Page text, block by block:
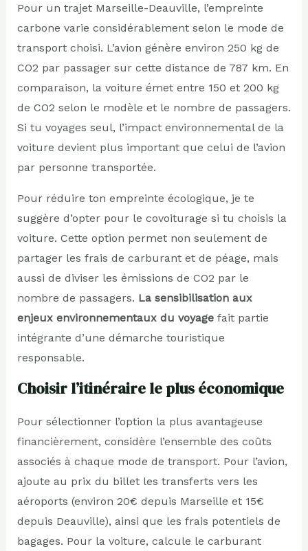
Pour un trajet Marseille-Deauville, l’empreinte
carbone varie considérablement selon le mode de
transport choisi. L’avion génère environ 250 kg de
CO2 par passager sur cette distance de 787 km. En
comparaison, la voiture émet entre 150 et 200 kg
de CO2 selon le modèle et le nombre de passagers.
Si tu voyages seul, l’impact environnemental de la
voiture devient plus important que celui de l’avion
par personne transportée.
Pour réduire ton empreinte écologique, je te
suggère d’opter pour le covoiturage si tu choisis la
voiture. Cette option permet non seulement de
partager les frais de carburant et de péage, mais
aussi de diviser les émissions de CO2 par le
nombre de passagers. La sensibilisation aux
enjeux environnementaux du voyagefait partie
intégrante d’une démarche touristique
responsable.
Choisir l’itinéraire le plus économique
Pour sélectionner l’option la plus avantageuse
financièrement, considère l’ensemble des coûts
associés à chaque mode de transport. Pour l’avion,
ajoute au prix du billet les transferts vers les
aéroports (environ 20€ depuis Marseille et 15€
depuis Deauville), ainsi que les frais potentiels de
bagages. Pour la voiture, calcule le carburant